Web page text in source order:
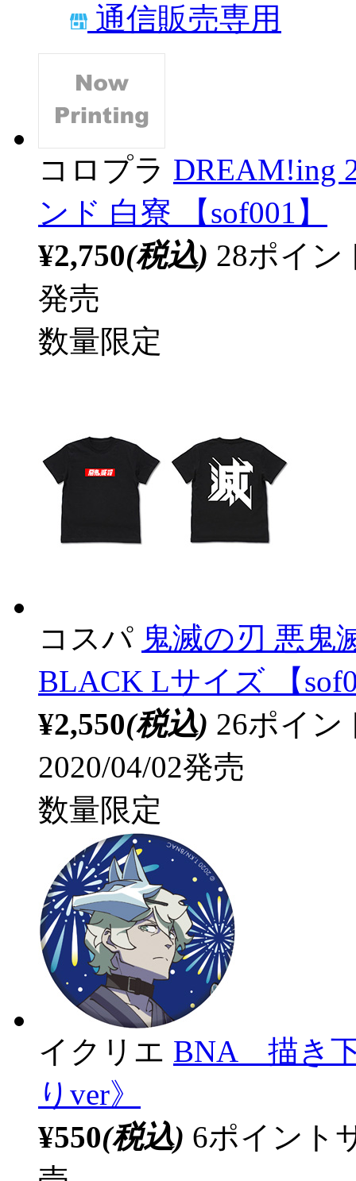
通信販売専用
コロプラ DREAM!ing
ンド 白寮 【sof001】
¥2,750(税込) 28ポイ
発売
数量限定
コスパ 鬼滅の刃 悪鬼
BLACK Lサイズ 【
¥2,550(税込) 26ポイ
2020/04/02発売
数量限定
イクリエ BNA 描き
りver》
¥550(税込) 6ポイント